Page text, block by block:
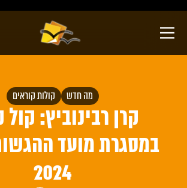
מה חדש קולות קוראים
קרן רבינוביץ:
במסגרת מועד
2024